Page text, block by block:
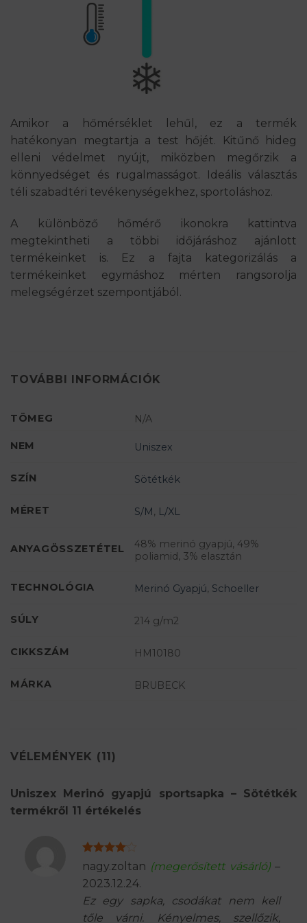
Amikor a hőmérséklet lehűl, ez a termék
hatékonyan megtartja a test hőjét. Kitűnő hideg
elleni védelmet nyújt, miközben megőrzik a
könnyedséget és rugalmasságot. Ideális választás
téli szabadtéri tevékenységekhez, sportoláshoz.
A különböző hőmérő ikonokra kattintva
megtekintheti a többi időjáráshoz ajánlott
termékeinket is. Ez a fajta kategorizálás a
termékeinket egymáshoz mérten rangsorolja
melegségérzet szempontjából.
TOVÁBBI INFORMÁCIÓK
TÖMEG N/A
NEM Uniszex
SZÍN Sötétkék
MÉRET S/M, L/XL
ANYAGÖSSZETÉTEL
48% merinó gyapjú, 49%
poliamid, 3% elasztán
TECHNOLÓGIA Merinó Gyapjú, Schoeller
SÚLY 214 g/m2
CIKKSZÁM HM10180
MÁRKA BRUBECK
VÉLEMÉNYEK (11)
Uniszex Merinó gyapjú sportsapka – Sötétkék
termékről 11 értékelés
Értékelés:
/ 5
nagy.zoltan (megerősített vásárló) –
2023.12.24.
Ez egy sapka, csodákat nem kell
tőle várni. Kényelmes, szellőzik,